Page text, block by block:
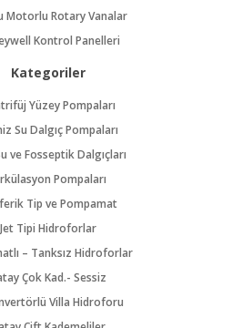
Motorlu Rotary Vanalar
Kontrol Panelleri
Kategoriler
Yüzey Pompaları
Su Dalgıç Pompaları
ve Fosseptik Dalgıçları
Pompaları
Tip ve Pompamat
Jet Tipi Hidroforlar
– Tanksız Hidroforlar
Çok Kad.- Sessiz
Villa Hidroforu